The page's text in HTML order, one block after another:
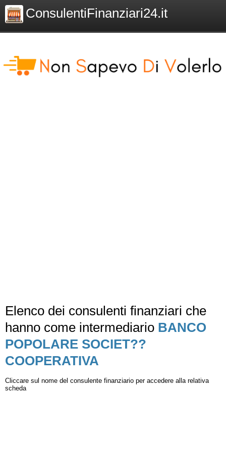
ConsulentiFinanziari24.it
Elenco dei consulenti finanziari che
hanno come intermediario BANCO
POPOLARE SOCIET??
COOPERATIVA
Cliccare sul nome del consulente finanziario per accedere alla relativa
scheda